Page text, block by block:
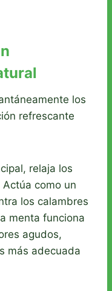
los
refrescante
relaja los
como un
los calambres
menta funciona
agudos,
más adecuada